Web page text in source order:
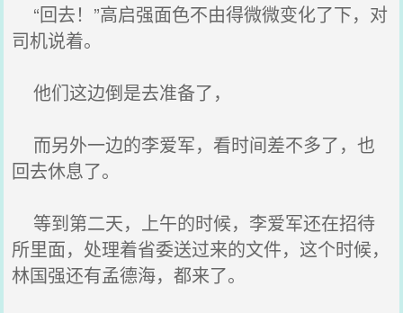
“回去！”高启强面色不由得微微变化了下，对
司机说着。
他们这边倒是去准备了，
而另外一边的李爱军，看时间差不多了，也
回去休息了。
等到第二天，上午的时候，李爱军还在招待
所里面，处理着省委送过来的文件，这个时候，
林国强还有孟德海，都来了。